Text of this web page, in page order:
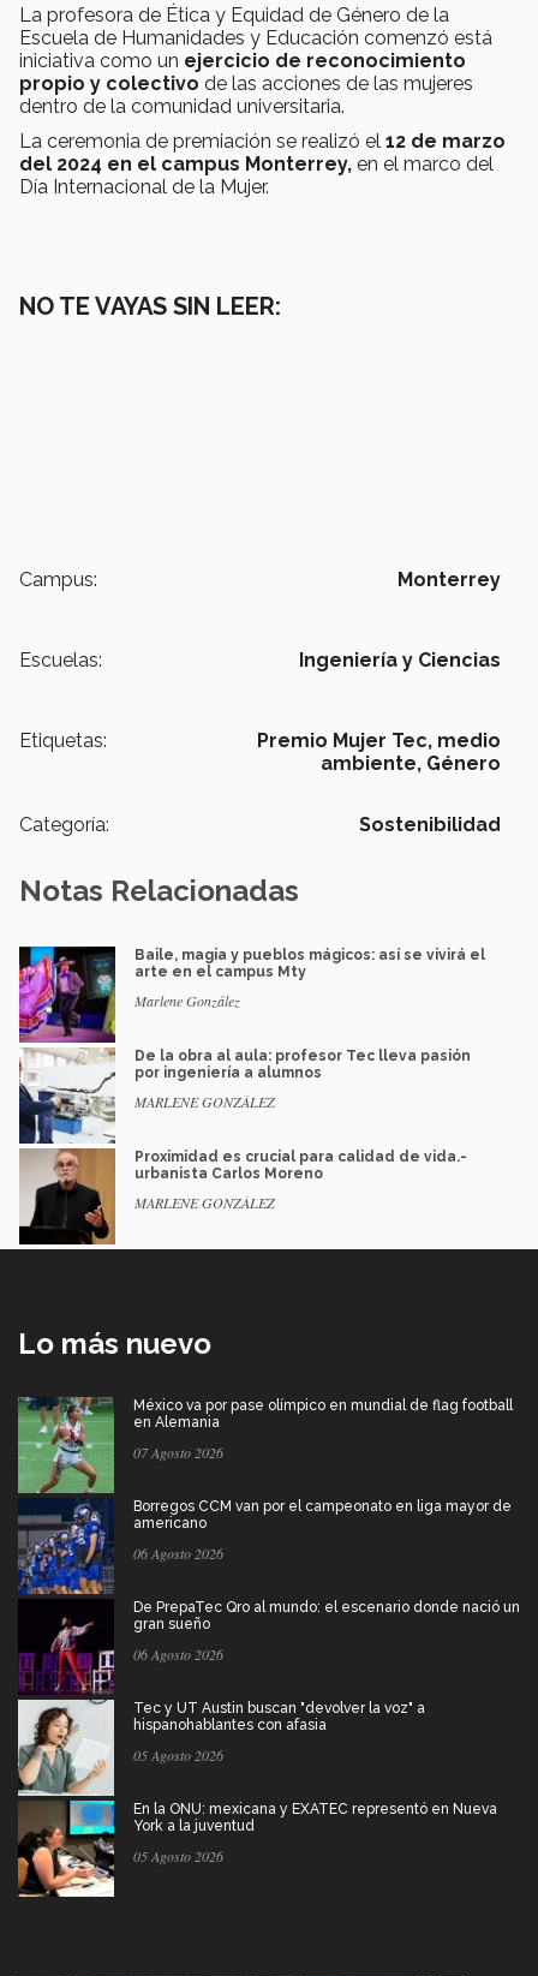
La profesora de Ética y Equidad de Género de la
Escuela de Humanidades y Educación comenzó está
iniciativa como un ejercicio de reconocimiento
propio y colectivo de las acciones de las mujeres
dentro de la comunidad universitaria.
La ceremonia de premiación se realizó el 12 de marzo
del 2024 en el campus Monterrey, en el marco del
Día Internacional de la Mujer.
NO TE VAYAS SIN LEER:
Campus: Monterrey
Escuelas: Ingeniería y Ciencias
Etiquetas: Premio Mujer Tec, medio
ambiente, Género
Categoría: Sostenibilidad
Notas Relacionadas
Baile, magia y pueblos mágicos: así se vivirá el
arte en el campus Mty
Marlene González
De la obra al aula: profesor Tec lleva pasión
por ingeniería a alumnos
MARLENE GONZÁLEZ
Proximidad es crucial para calidad de vida.-
urbanista Carlos Moreno
MARLENE GONZÁLEZ
Lo más nuevo
México va por pase olímpico en mundial de flag football
en Alemania
07 Agosto 2026
Borregos CCM van por el campeonato en liga mayor de
americano
06 Agosto 2026
De PrepaTec Qro al mundo: el escenario donde nació un
gran sueño
06 Agosto 2026
Tec y UT Austin buscan "devolver la voz" a
hispanohablantes con afasia
05 Agosto 2026
En la ONU: mexicana y EXATEC representó en Nueva
York a la juventud
05 Agosto 2026